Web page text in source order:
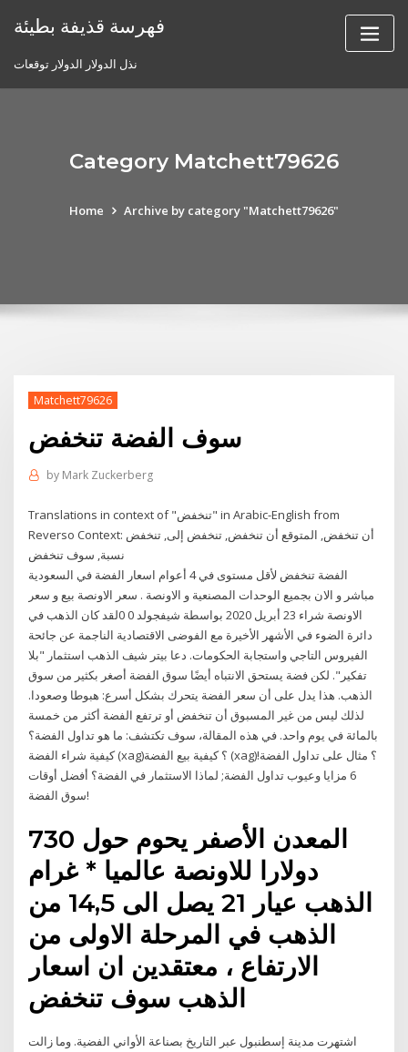
فهرسة قذيفة بطيئة
نذل الدولار الدولار توقعات
Category Matchett79626
Home Archive by category "Matchett79626"
Matchett79626
سوف الفضة تنخفض
by Mark Zuckerberg
Translations in context of "تنخفض" in Arabic-English from
Reverso Context: أن تنخفض, المتوقع أن تنخفض, تنخفض إلى, تنخفض
نسبة, سوف تنخفض
الفضة تنخفض لأقل مستوى في 4 أعوام اسعار الفضة في السعودية
مباشر و الان بجميع الوحدات المصنعية و الاونصة . سعر الاونصة بيع و سعر
الاونصة شراء 23 أبريل 2020 بواسطة شيفجولد 0 0لقد كان الذهب في
دائرة الضوء في الأشهر الأخيرة مع الفوضى الاقتصادية الناجمة عن جائحة
الفيروس التاجي واستجابة الحكومات. دعا بيتر شيف الذهب استثمار "بلا
تفكير". لكن فضة يستحق الانتباه أيضًا سوق الفضة أصغر بكثير من سوق
الذهب. هذا يدل على أن سعر الفضة يتحرك بشكل أسرع: هبوطا وصعودا.
لذلك ليس من غير المسبوق أن تنخفض أو ترتفع الفضة أكثر من خمسة
بالمائة في يوم واحد. في هذه المقالة، سوف تكتشف: ما هو تداول الفضة؟
كيفية شراء الفضة (xag)؟ كيفية بيع الفضة (xag)؟ مثال على تداول الفضة!
6 مزايا وعيوب تداول الفضة; لماذا الاستثمار في الفضة؟ أفضل أوقات
سوق الفضة!
المعدن الأصفر يحوم حول 730
دولارا للاونصة عالميا * غرام
الذهب عيار 21 يصل الى 14,5 من
الذهب في المرحلة الاولى من
الارتفاع ، معتقدين ان اسعار
اشتهرت مدينة إسطنبول عبر التاريخ بصناعة الأواني الفضية. وما زالت